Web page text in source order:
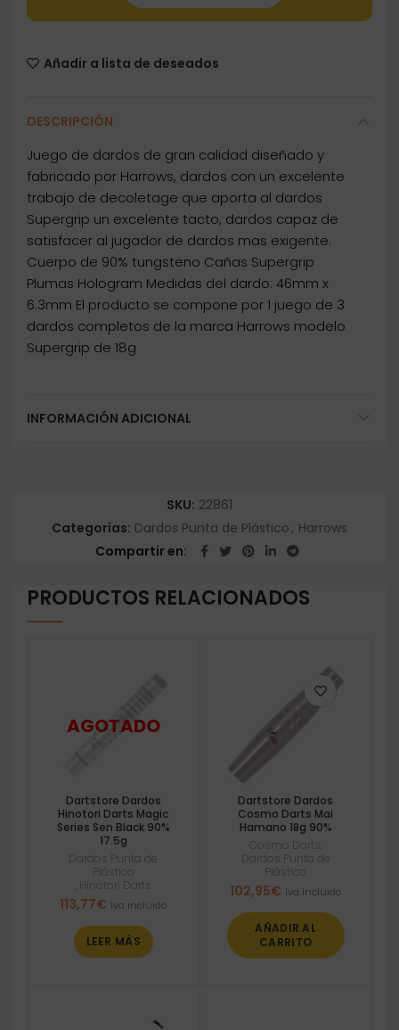
Añadir a lista de deseados
DESCRIPCIÓN
Juego de dardos de gran calidad diseñado y
fabricado por Harrows, dardos con un excelente
trabajo de decoletage que aporta al dardos
Supergrip un excelente tacto, dardos capaz de
satisfacer al jugador de dardos mas exigente.
Cuerpo de 90% tungsteno Cañas Supergrip
Plumas Hologram Medidas del dardo: 46mm x
6.3mm El producto se compone por 1 juego de 3
dardos completos de la marca Harrows modelo
Supergrip de 18g
INFORMACIÓN ADICIONAL
SKU: 22861
Categorías: Dardos Punta de Plástico, Harrows
Compartir en
PRODUCTOS RELACIONADOS
Dartstore Dardos
Hinotori Darts Magic
Series Sen Black 90%
17.5g
Dardos Punta de
Plástico
Hinotori Darts
113,77€ Iva incluido
LEER MÁS
Dartstore Dardos
Cosmo Darts Mai
Hamano 18g 90%
Cosmo Darts
Dardos Punta de
Plástico
102,95€ Iva incluido
AÑADIR AL
CARRITO